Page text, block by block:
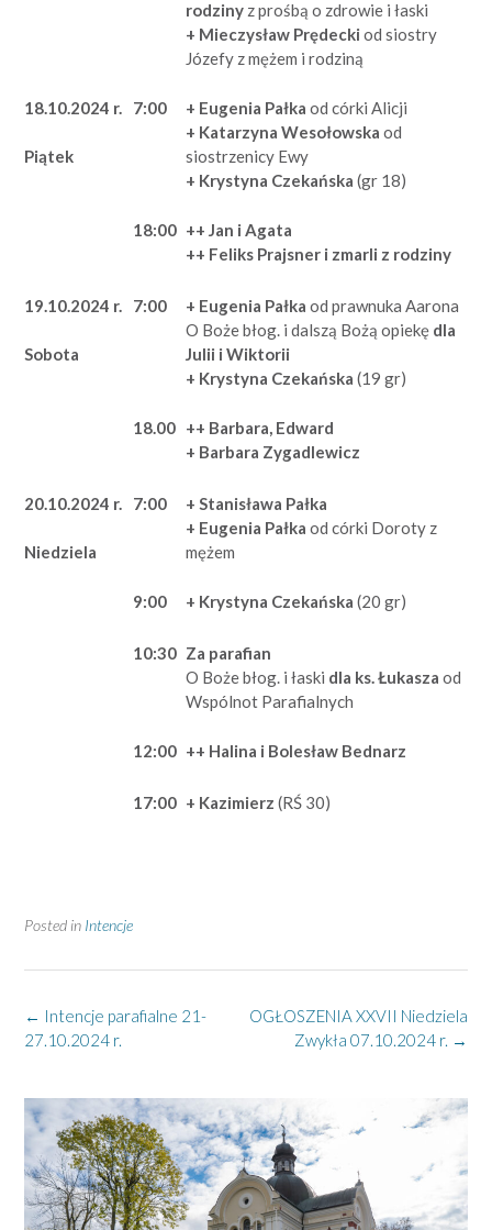
rodziny z prośbą o zdrowie i łaski
+ Mieczysław Prędecki od siostry
Józefy z mężem i rodziną
18.10.2024 r.
Piątek
7:00 + Eugenia Pałka od córki Alicji
+ Katarzyna Wesołowska od
siostrzenicy Ewy
+ Krystyna Czekańska (gr 18)
18:00 ++ Jan i Agata
++ Feliks Prajsner i zmarli z rodziny
19.10.2024 r.
Sobota
7:00 + Eugenia Pałka od prawnuka Aarona
O Boże błog. i dalszą Bożą opiekę dla
Julii i Wiktorii
+ Krystyna Czekańska (19 gr)
18.00 ++ Barbara, Edward
+ Barbara Zygadlewicz
20.10.2024 r.
Niedziela
7:00 + Stanisława Pałka
+ Eugenia Pałka od córki Doroty z
mężem
9:00 + Krystyna Czekańska (20 gr)
10:30 Za parafian
O Boże błog. i łaski dla ks. Łukasza od
Wspólnot Parafialnych
12:00 ++ Halina i Bolesław Bednarz
17:00 + Kazimierz (RŚ 30)
Posted in Intencje
Post
navigation
OGŁOSZENIA XXVII Niedziela
Zwykła 07.10.2024 r. →
← Intencje parafialne 21-
27.10.2024 r.